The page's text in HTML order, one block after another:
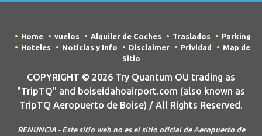
Home vuelos Alquiler de Coches Traslados
Parking
Hoteles
Noticias y Info Disclaimer Prividad
Map de
Sitio
COPYRIGHT © 2026 Try Quantum OU trading as
"TripTQ" and boiseidahoairport.com (also known as
TripTQ Aeropuerto de Boise) / All Rights Reserved.
RENUNCIA - Este sitio web no es el sitio oficial de Aeropuerto de